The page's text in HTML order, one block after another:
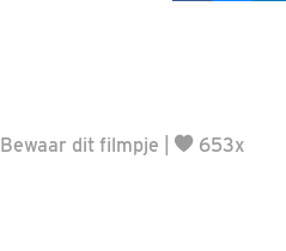
Bewaar dit filmpje
653x